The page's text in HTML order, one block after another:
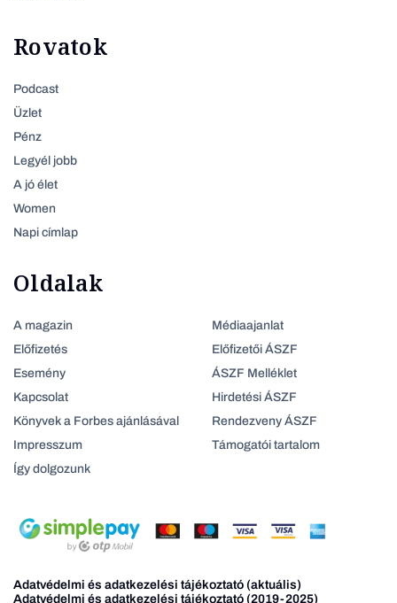
Rovatok
Podcast
Üzlet
Pénz
Legyél jobb
A jó élet
Women
Napi címlap
Oldalak
A magazin
Előfizetés
Esemény
Kapcsolat
Könyvek a Forbes ajánlásával
Impresszum
Így dolgozunk
Médiaajanlat
Előfizetői ÁSZF
ÁSZF Melléklet
Hirdetési ÁSZF
Rendezveny ÁSZF
Támogatói tartalom
Adatvédelmi és adatkezelési tájékoztató (aktuális)
Adatvédelmi és adatkezelési tájékoztató (2019-2025)